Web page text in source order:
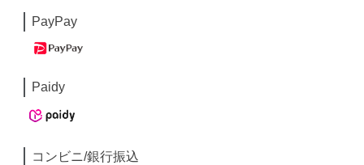
PayPay
Paidy
コンビニ/銀行振込